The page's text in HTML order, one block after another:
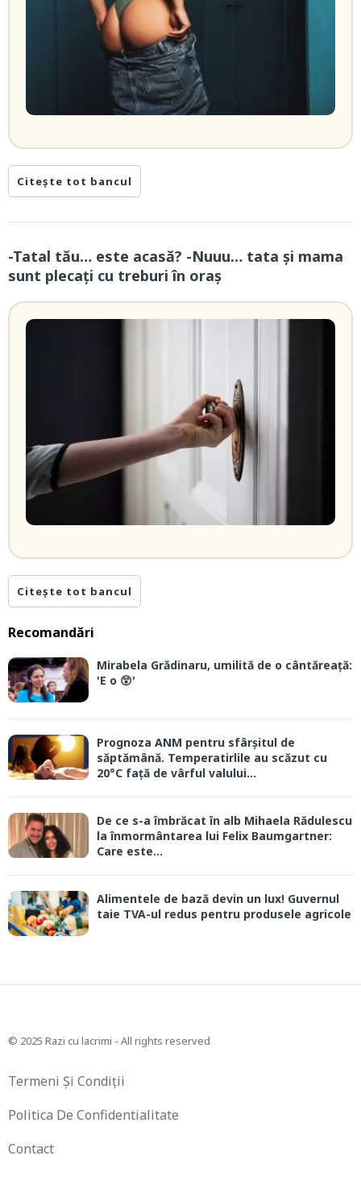
Citește tot bancul
-Tatal tău… este acasă? -Nuuu… tata și mama
sunt plecați cu treburi în oraș
Citește tot bancul
Recomandări
Mirabela Grădinaru, umilită de o cântăreață:
'E o 😲'
Prognoza ANM pentru sfârșitul de
săptămână. Temperatirlile au scăzut cu
20°C față de vârful valului...
De ce s-a îmbrăcat în alb Mihaela Rădulescu
la înmormântarea lui Felix Baumgartner:
Care este...
Alimentele de bază devin un lux! Guvernul
taie TVA-ul redus pentru produsele agricole
© 2025 Razi cu lacrimi - All rights reserved
Termeni Și Condiții
Politica De Confidentialitate
Contact